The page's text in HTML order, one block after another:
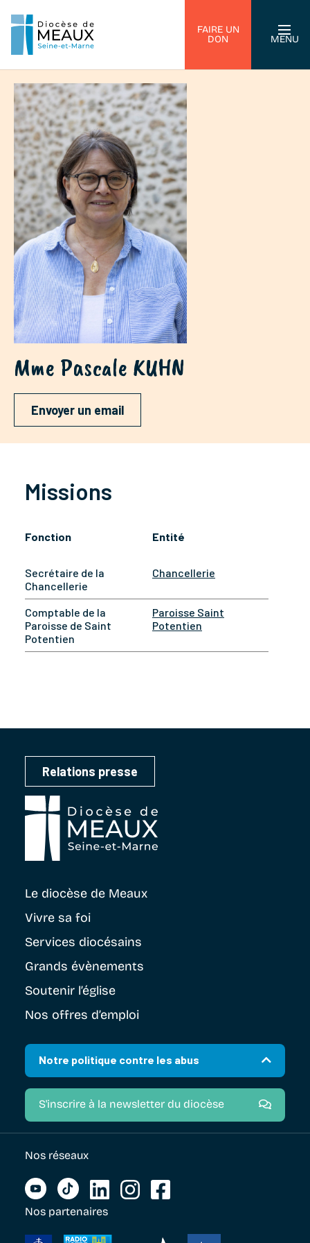
FAIRE UN
DON
MENU
Mme Pascale KUHN
Envoyer un email
Missions
Fonction Entité
Secrétaire de la
Chancellerie
Chancellerie
Comptable de la
Paroisse de Saint
Potentien
Paroisse Saint
Potentien
Relations presse
Le diocèse de Meaux
Vivre sa foi
Services diocésains
Grands évènements
Soutenir l’église
Nos offres d’emploi
Notre politique contre les abus
S'inscrire à la newsletter du diocèse
Nos réseaux
Nos partenaires